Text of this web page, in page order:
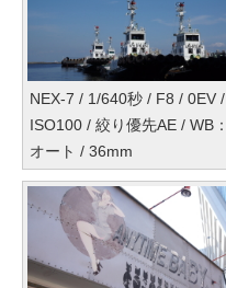
NEX-7 / 1/640秒 / F8 / 0EV /
ISO100 / 絞り優先AE / WB：
オート / 36mm